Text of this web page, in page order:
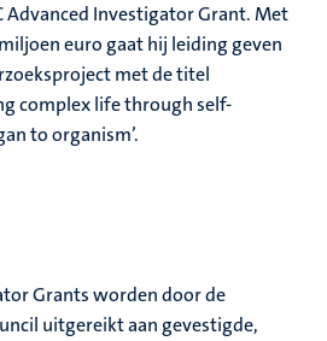
Advanced Investigator Grant. Met
euro gaat hij leiding geven
met de titel
complex life through self-
to organism’.
Grants worden door de
uitgereikt aan gevestigde,